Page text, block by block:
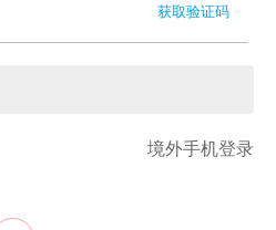
获取验证码
境外手机登录